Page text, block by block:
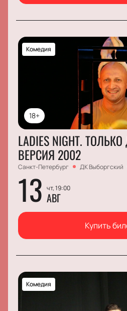
18+
Комедия
LADIES NIGHT.
ВЕРСИЯ 2002
Санкт-Петербург ДК Выборгский
13 чт, 19:00
АВГ
Купить
Комедия